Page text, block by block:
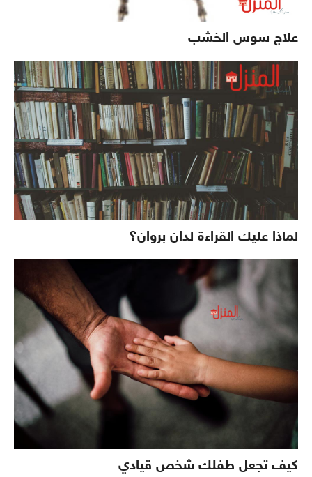
علاج سوس الخشب
لماذا عليك القراءة لدان بروان؟
كيف تجعل طفلك شخص قيادي